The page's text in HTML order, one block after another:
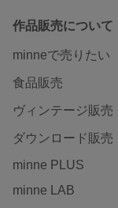
作品販売について
minneで売りたい
食品販売
ヴィンテージ販売
ダウンロード販売
minne PLUS
minne LAB